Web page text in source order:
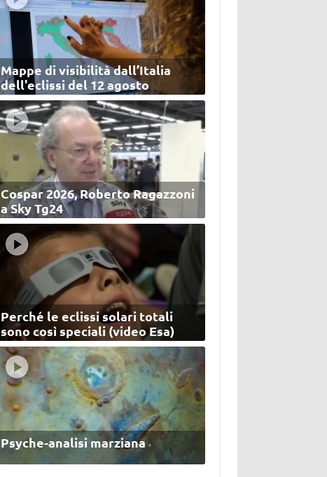
Mappe di visibilità dall’Italia
dell'eclissi del 12 agosto
Cospar 2026, Roberto Ragazzoni
a Sky Tg24
Perché le eclissi solari totali
sono così speciali (video Esa)
Psyche-analisi marziana